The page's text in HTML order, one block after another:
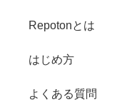
Repotonとは
はじめ方
よくある質問